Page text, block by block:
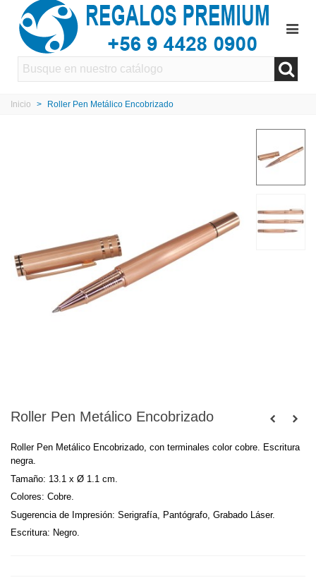
Inicio > Roller Pen Metálico Encobrizado
Roller Pen Metálico Encobrizado
Roller Pen Metálico Encobrizado, con terminales color cobre. Escritura
negra.
Tamaño: 13.1 x Ø 1.1 cm.
Colores: Cobre.
Sugerencia de Impresión: Serigrafía, Pantógrafo, Grabado Láser.
Escritura: Negro.